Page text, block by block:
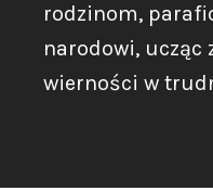
rodzinom,
narodowi, ucząc
wierności w